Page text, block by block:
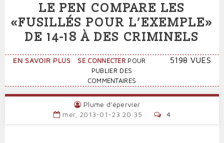
JANVIER
2014
:
L'ESSENTIEL
LE PEN COMPARE LES
«FUSILLÉS POUR L’EXEMPLE»
DE 14-18 À DES CRIMINELS
EN SAVOIR PLUS SUR
LES
«FUSILLÉS
POUR
SE CONNECTER POUR
PUBLIER DES
COMMENTAIRES
5198 VUES
Plume d'épervier
mer, 2013-01-23 20:35
4